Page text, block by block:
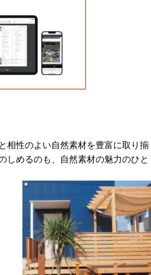
相性のよい自然素材を豊富に取り揃
しめるのも、自然素材の魅力のひと